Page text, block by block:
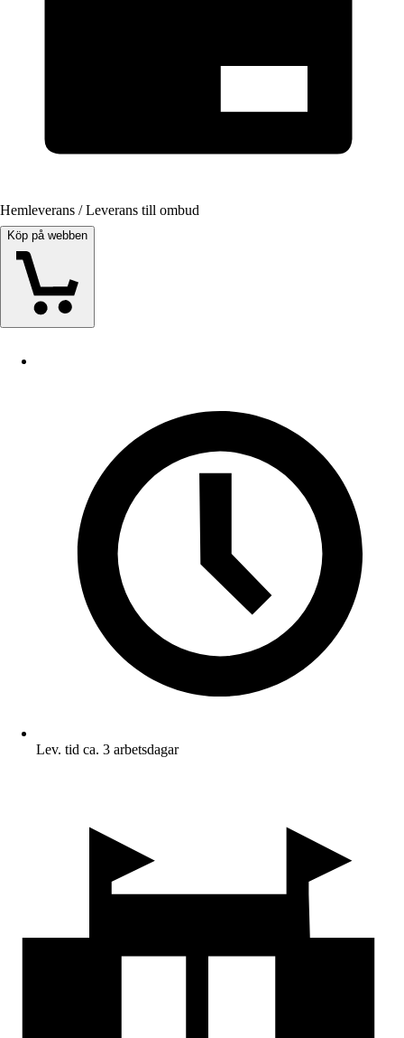
Hemleverans / Leverans till ombud
Köp på webben
Lev. tid ca. 3 arbetsdagar